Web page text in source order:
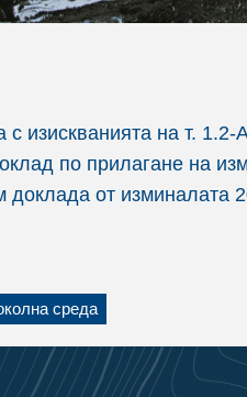
с изискванията на т.
по прилагане на
доклада от изминалата
среда